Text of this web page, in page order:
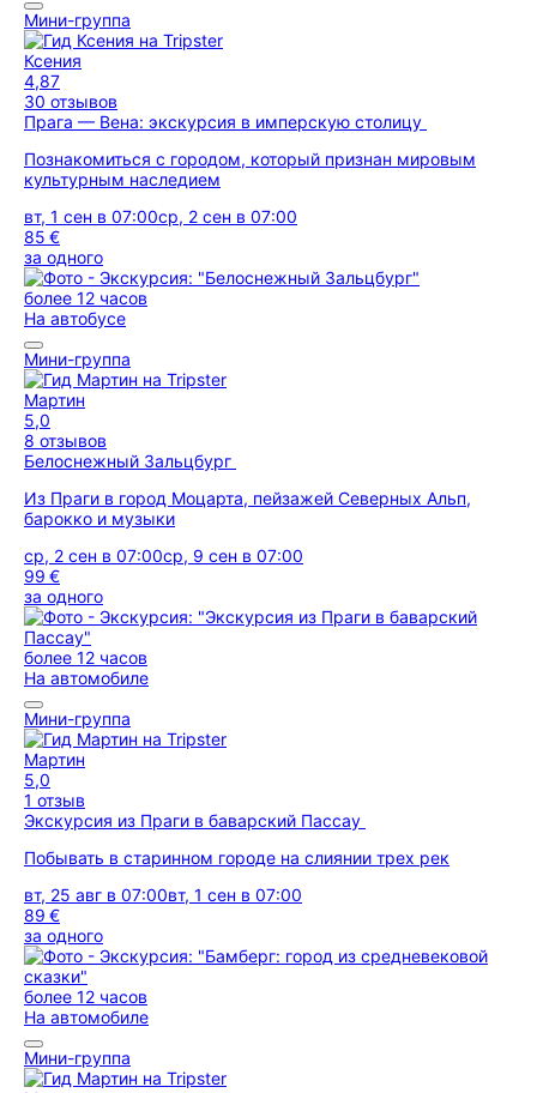
Мини-группа
Ксения
4,87
30 отзывов
Прага — Вена: экскурсия в имперскую столицу
Познакомиться с городом, который признан мировым
культурным наследием
вт, 1 сен в 07:00ср, 2 сен в 07:00
85 €
за одного
более 12 часов
На автобусе
Мини-группа
Мартин
5,0
8 отзывов
Белоснежный Зальцбург
Из Праги в город Моцарта, пейзажей Северных Альп,
барокко и музыки
ср, 2 сен в 07:00ср, 9 сен в 07:00
99 €
за одного
более 12 часов
На автомобиле
Мини-группа
Мартин
5,0
1 отзыв
Экскурсия из Праги в баварский Пассау
Побывать в старинном городе на слиянии трех рек
вт, 25 авг в 07:00вт, 1 сен в 07:00
89 €
за одного
более 12 часов
На автомобиле
Мини-группа